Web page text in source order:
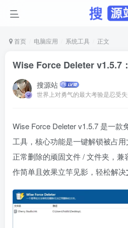
首页 电脑应用 系统工具 正文
Wise Force Deleter v1.5.7
搜源站
Wise Force Deleter v1.5.7 是一款
工具，核心功能是一键解锁被占
正常删除的顽固文件 / 文件夹，兼
作简单且效果立竿见影，轻松解决